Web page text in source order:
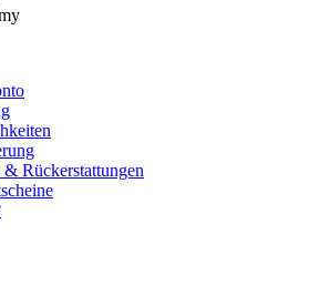
Rückerstattungen